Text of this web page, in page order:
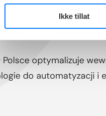
Ikke tillat
operacyjne firmy.
wspiera działy i
optymalizuje
do automatyzacji i